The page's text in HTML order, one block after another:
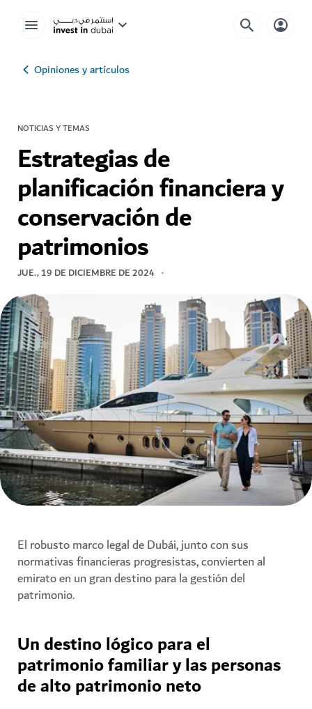
Opiniones y artículos
NOTICIAS Y TEMAS
Estrategias de
planificación financiera y
conservación de
patrimonios
JUE., 19 DE DICIEMBRE DE 2024
El robusto marco legal de Dubái, junto con sus
normativas financieras progresistas, convierten al
emirato en un gran destino para la gestión del
patrimonio.
Un destino lógico para el
patrimonio familiar y las personas
de alto patrimonio neto